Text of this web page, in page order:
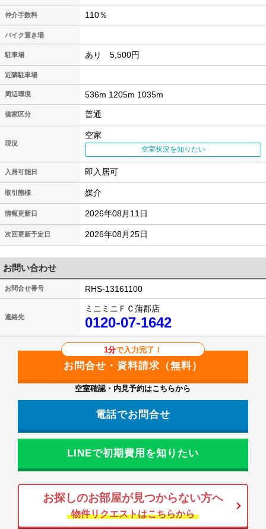
仲介手数料 110％
バイク置き場
駐車場 あり 5,500円
近隣駐車場
周辺環境 536m 1205m 1035m
借家区分 普通
現況
空家
空室状況を知りたい
入居可能日 即入居可
取引態様 媒介
情報更新日 2026年08月11日
次回更新予定日 2026年08月25日
お問い合わせ
お問合せ番号 RHS-13161100
連絡先
ミニミニＦＣ蒲郡店
0120-07-1642
1分で入力完了！
空室確認・内見予約はこちらから
電話でお問合せ
LINEで初期費用を知りたい
お探しのお部屋が見つからない方へ
物件リクエストはこちらから